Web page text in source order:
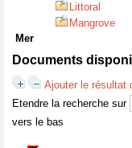
Littoral
Mangrove
Mer
Documents
Ajouter le résultat
Etendre la recherche sur
vers le bas